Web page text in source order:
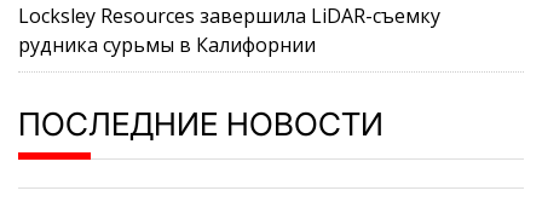
Locksley Resources завершила LiDAR-съемку
рудника сурьмы в Калифорнии
ПОСЛЕДНИЕ НОВОСТИ